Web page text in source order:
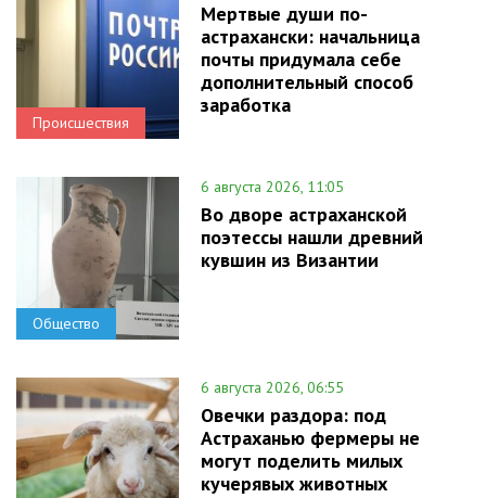
Происшествия
Мертвые души по-
астрахански: начальница
почты придумала себе
дополнительный способ
заработка
Общество
6 августа 2026, 11:05
Во дворе астраханской
поэтессы нашли древний
кувшин из Византии
6 августа 2026, 06:55
Овечки раздора: под
Астраханью фермеры не
могут поделить милых
кучерявых животных